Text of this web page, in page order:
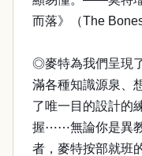
而落》（The
◎麥特為我們呈現
滿各種知識源泉、
了唯一目的設計的
握⋯⋯無論你是異
者，麥特按部就班